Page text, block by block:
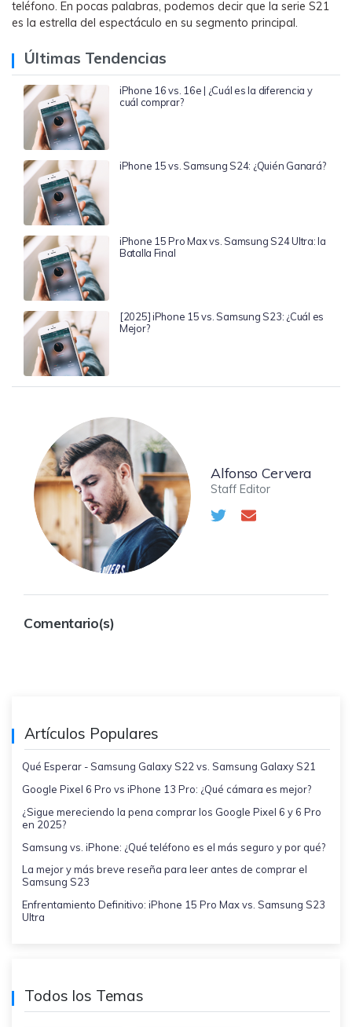
teléfono. En pocas palabras, podemos decir que la serie S21
es la estrella del espectáculo en su segmento principal.
Últimas Tendencias
iPhone 16 vs. 16e | ¿Cuál es la diferencia y
cuál comprar?
iPhone 15 vs. Samsung S24: ¿Quién Ganará?
iPhone 15 Pro Max vs. Samsung S24 Ultra: la
Batalla Final
[2025] iPhone 15 vs. Samsung S23: ¿Cuál es
Mejor?
Alfonso Cervera
Staff Editor
Comentario(s)
Artículos Populares
Qué Esperar - Samsung Galaxy S22 vs. Samsung Galaxy S21
Google Pixel 6 Pro vs iPhone 13 Pro: ¿Qué cámara es mejor?
¿Sigue mereciendo la pena comprar los Google Pixel 6 y 6 Pro
en 2025?
Samsung vs. iPhone: ¿Qué teléfono es el más seguro y por qué?
La mejor y más breve reseña para leer antes de comprar el
Samsung S23
Enfrentamiento Definitivo: iPhone 15 Pro Max vs. Samsung S23
Ultra
Todos los Temas